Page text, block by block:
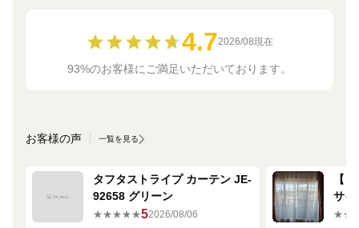
4.72026/08現在
93%のお客様にご満足いただいております。
お客様の声 一覧を見る
タフタストライプ カーテン JE-
92658 グリーン
★★★★★52026/08/06
【
サイ